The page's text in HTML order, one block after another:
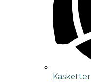
Kasketter